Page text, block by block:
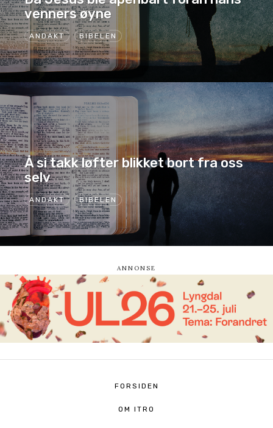
ANDAKT BIBELEN
venners øyne
ANDAKT BIBELEN
Å si takk løfter blikket bort fra oss
selv
FORSIDEN
OM ITRO